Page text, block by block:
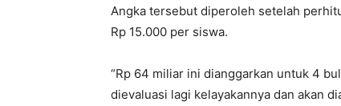
Angka tersebut diperoleh setelah
Rp 15.000 per siswa.
“Rp 64 miliar ini dianggarkan untuk 4
dievaluasi lagi kelayakannya dan akan